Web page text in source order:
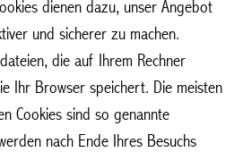
dienen dazu, unser Angebot
und sicherer zu machen.
die auf Ihrem Rechner
Ihr Browser speichert. Die meisten
Cookies sind so genannte
nach Ende Ihres Besuchs